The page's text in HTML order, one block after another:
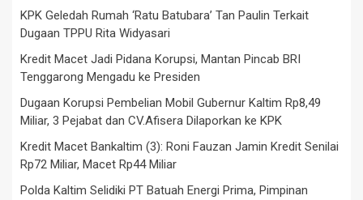
KPK Geledah Rumah ‘Ratu Batubara’ Tan Paulin Terkait
Dugaan TPPU Rita Widyasari
Kredit Macet Jadi Pidana Korupsi, Mantan Pincab BRI
Tenggarong Mengadu ke Presiden
Dugaan Korupsi Pembelian Mobil Gubernur Kaltim Rp8,49
Miliar, 3 Pejabat dan CV.Afisera Dilaporkan ke KPK
Kredit Macet Bankaltim (3): Roni Fauzan Jamin Kredit Senilai
Rp72 Miliar, Macet Rp44 Miliar
Polda Kaltim Selidiki PT Batuah Energi Prima, Pimpinan